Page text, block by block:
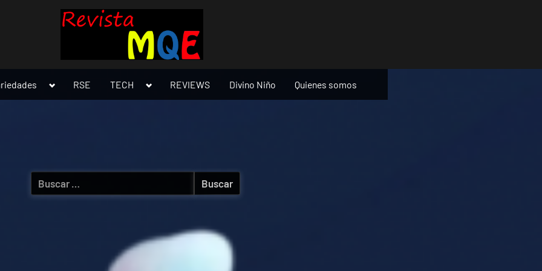
Toggle
menu
RSE TECH
Toggle
menu
REVIEWS Divino Niño Quienes somos
Buscar: